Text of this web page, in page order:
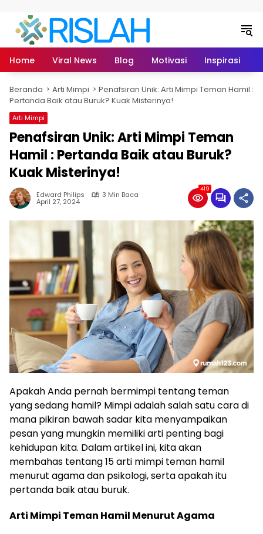
Home Viral News Blog Motivasi Inspirasi
Beranda Arti Mimpi
Penafsiran Unik: Arti Mimpi Teman Hamil :
Pertanda Baik atau Buruk? Kuak Misterinya!
Arti Mimpi
Penafsiran Unik: Arti Mimpi Teman
Hamil : Pertanda Baik atau Buruk?
Kuak Misterinya!
Edward Philips 3 Min Baca
April 27, 2024
419
Apakah Anda pernah bermimpi tentang teman
yang sedang hamil? Mimpi adalah salah satu cara di
mana pikiran bawah sadar kita menyampaikan
pesan yang mungkin memiliki arti penting bagi
kehidupan kita. Dalam artikel ini, kita akan
membahas tentang 15 arti mimpi teman hamil
menurut agama dan psikologi, serta apakah itu
pertanda baik atau buruk.
Arti Mimpi Teman Hamil Menurut Agama